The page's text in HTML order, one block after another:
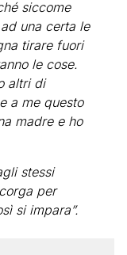
siccome
una certa le
tirare fuori
le cose.
altri di
a me questo
madre e ho
stessi
per
si impara”.